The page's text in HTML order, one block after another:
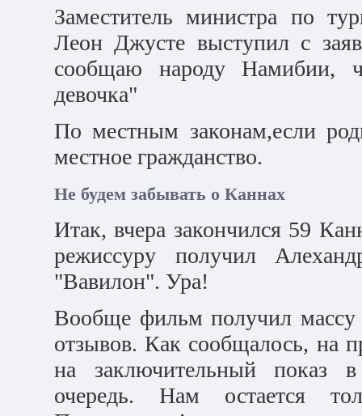
Заместитель министра по
Леон Джусте выступил с
сообщаю народу Намибии,
девочка"
По местным законам,если
местное гражданство.
Не будем забывать о Каннах
Итак, вчера закончился 59
режиссуру получил
"Вавилон". Ура!
Вообще фильм получил
отзывов. Как сообщалось, на
на заключительный показ в
очередь. Нам остается